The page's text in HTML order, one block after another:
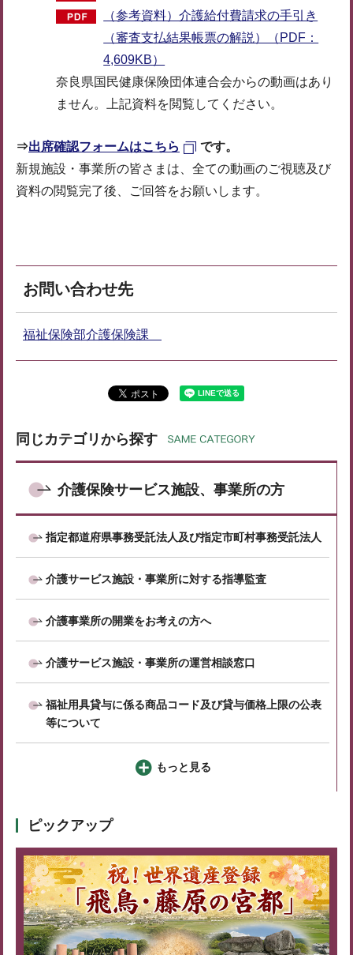
（参考資料）介護給付費請求の手引き
（審査支払結果帳票の解説）（PDF：
4,609KB）
奈良県国民健康保険団体連合会からの動画はあり
ません。上記資料を閲覧してください。
⇒出席確認フォームはこちら
です。
新規施設・事業所の皆さまは、全ての動画のご視聴及び
資料の閲覧完了後、ご回答をお願いします。
お問い合わせ先
福祉保険部介護保険課
同じカテゴリから探す
介護保険サービス施設、事業所の方
指定都道府県事務受託法人及び指定市町村事務受託法人
介護サービス施設・事業所に対する指導監査
介護事業所の開業をお考えの方へ
介護サービス施設・事業所の運営相談窓口
福祉用具貸与に係る商品コード及び貸与価格上限の公表
等について
もっと見る
ピックアップ